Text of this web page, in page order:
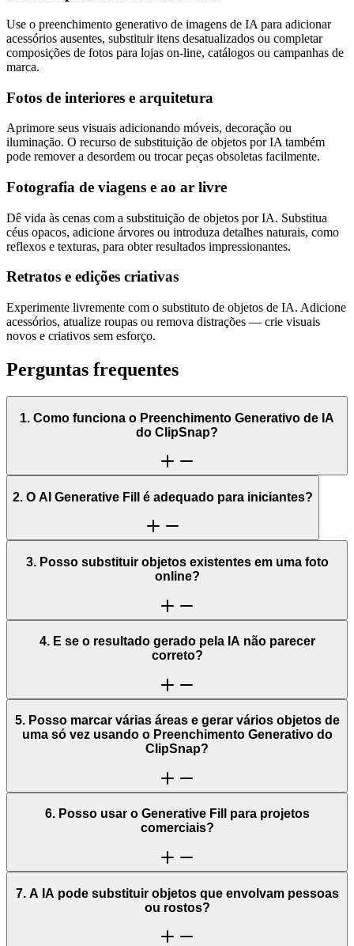
Use o preenchimento generativo de imagens de IA para adicionar
acessórios ausentes, substituir itens desatualizados ou completar
composições de fotos para lojas on-line, catálogos ou campanhas de
marca.
Fotos de interiores e arquitetura
Aprimore seus visuais adicionando móveis, decoração ou
iluminação. O recurso de substituição de objetos por IA também
pode remover a desordem ou trocar peças obsoletas facilmente.
Fotografia de viagens e ao ar livre
Dê vida às cenas com a substituição de objetos por IA. Substitua
céus opacos, adicione árvores ou introduza detalhes naturais, como
reflexos e texturas, para obter resultados impressionantes.
Retratos e edições criativas
Experimente livremente com o substituto de objetos de IA. Adicione
acessórios, atualize roupas ou remova distrações — crie visuais
novos e criativos sem esforço.
Perguntas frequentes
1. Como funciona o Preenchimento Generativo de IA
do ClipSnap?
2. O AI Generative Fill é adequado para iniciantes?
3. Posso substituir objetos existentes em uma foto
online?
4. E se o resultado gerado pela IA não parecer
correto?
5. Posso marcar várias áreas e gerar vários objetos de
uma só vez usando o Preenchimento Generativo do
ClipSnap?
6. Posso usar o Generative Fill para projetos
comerciais?
7. A IA pode substituir objetos que envolvam pessoas
ou rostos?